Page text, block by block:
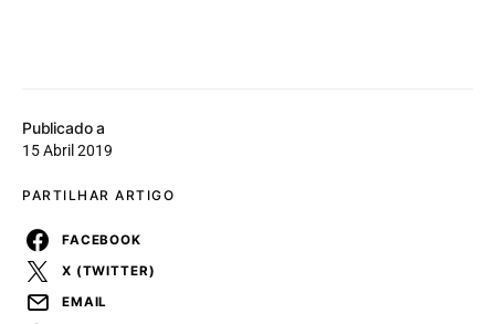
Publicado a
15 Abril 2019
PARTILHAR ARTIGO
FACEBOOK
X (TWITTER)
EMAIL